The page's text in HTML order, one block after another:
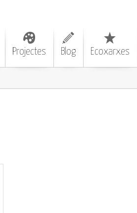
Projectes Blog Ecoxarxes